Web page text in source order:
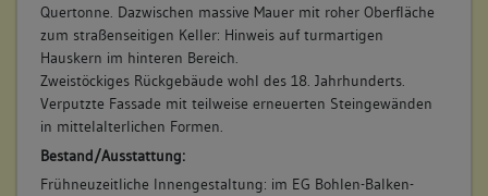
Quertonne. Dazwischen massive Mauer mit roher Oberfläche
zum straßenseitigen Keller: Hinweis auf turmartigen
Hauskern im hinteren Bereich.
Zweistöckiges Rückgebäude wohl des 18. Jahrhunderts.
Verputzte Fassade mit teilweise erneuerten Steingewänden
in mittelalterlichen Formen.
Bestand/Ausstattung:
Frühneuzeitliche Innengestaltung: im EG Bohlen-Balken-